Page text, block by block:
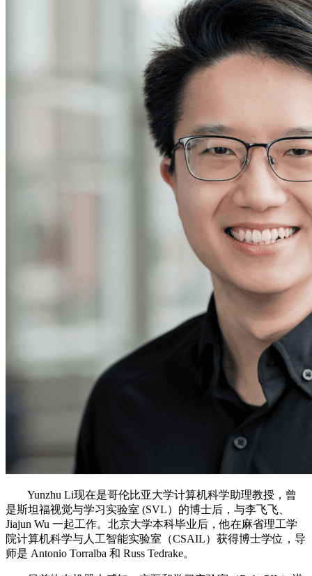
Yunzhu Li现在是哥伦比亚大学计算机科学助理教授，曾
是斯坦福视觉与学习实验室 (SVL）的博士后，与李飞飞、
Jiajun Wu 一起工作。北京大学本科毕业后，他在麻省理工学
院计算机科学与人工智能实验室（CSAIL）获得博士学位，导
师是 Antonio Torralba 和 Russ Tedrake。